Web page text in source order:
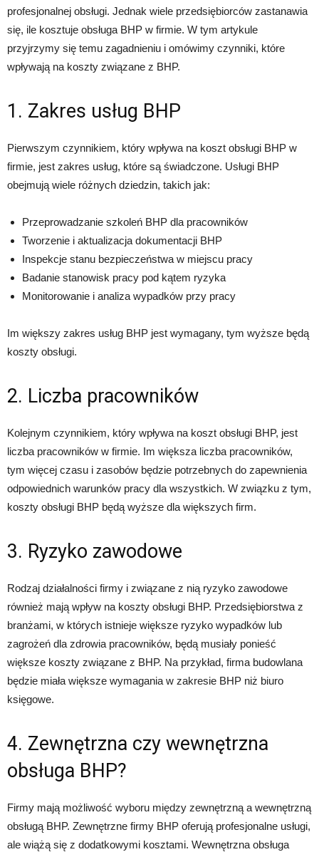
profesjonalnej obsługi. Jednak wiele przedsiębiorców zastanawia
się, ile kosztuje obsługa BHP w firmie. W tym artykule
przyjrzymy się temu zagadnieniu i omówimy czynniki, które
wpływają na koszty związane z BHP.
1. Zakres usług BHP
Pierwszym czynnikiem, który wpływa na koszt obsługi BHP w
firmie, jest zakres usług, które są świadczone. Usługi BHP
obejmują wiele różnych dziedzin, takich jak:
Przeprowadzanie szkoleń BHP dla pracowników
Tworzenie i aktualizacja dokumentacji BHP
Inspekcje stanu bezpieczeństwa w miejscu pracy
Badanie stanowisk pracy pod kątem ryzyka
Monitorowanie i analiza wypadków przy pracy
Im większy zakres usług BHP jest wymagany, tym wyższe będą
koszty obsługi.
2. Liczba pracowników
Kolejnym czynnikiem, który wpływa na koszt obsługi BHP, jest
liczba pracowników w firmie. Im większa liczba pracowników,
tym więcej czasu i zasobów będzie potrzebnych do zapewnienia
odpowiednich warunków pracy dla wszystkich. W związku z tym,
koszty obsługi BHP będą wyższe dla większych firm.
3. Ryzyko zawodowe
Rodzaj działalności firmy i związane z nią ryzyko zawodowe
również mają wpływ na koszty obsługi BHP. Przedsiębiorstwa z
branżami, w których istnieje większe ryzyko wypadków lub
zagrożeń dla zdrowia pracowników, będą musiały ponieść
większe koszty związane z BHP. Na przykład, firma budowlana
będzie miała większe wymagania w zakresie BHP niż biuro
księgowe.
4. Zewnętrzna czy wewnętrzna
obsługa BHP?
Firmy mają możliwość wyboru między zewnętrzną a wewnętrzną
obsługą BHP. Zewnętrzne firmy BHP oferują profesjonalne usługi,
ale wiążą się z dodatkowymi kosztami. Wewnętrzna obsługa